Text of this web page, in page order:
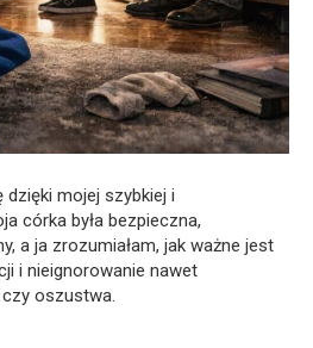
mojej szybkiej i
córka była bezpieczna,
a ja zrozumiałam, jak ważne jest
i nieignorowanie nawet
oszustwa.